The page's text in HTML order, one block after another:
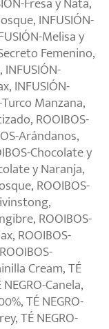
INFUSIÓN-
Melisa y
Femenino,
INFUSIÓN-
INFUSIÓN-
Manzana,
ROOIBOS-
Arándanos,
Chocolate y
y Naranja,
ROOIBOS-
ROOIBOS-
ROOIBOS-
Cream, TÉ
Canela,
TÉ NEGRO-
TÉ NEGRO-